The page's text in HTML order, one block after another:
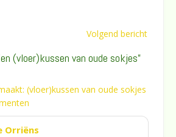
Volgend bericht
(vloer)kussen van oude sokjes”
(vloer)kussen van oude sokjes
Orriëns